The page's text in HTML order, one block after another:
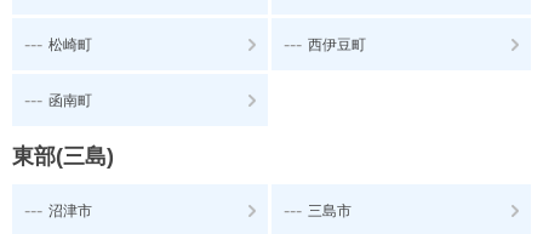
--- 松崎町 --- 西伊豆町
--- 函南町
東部(三島)
--- 沼津市 --- 三島市